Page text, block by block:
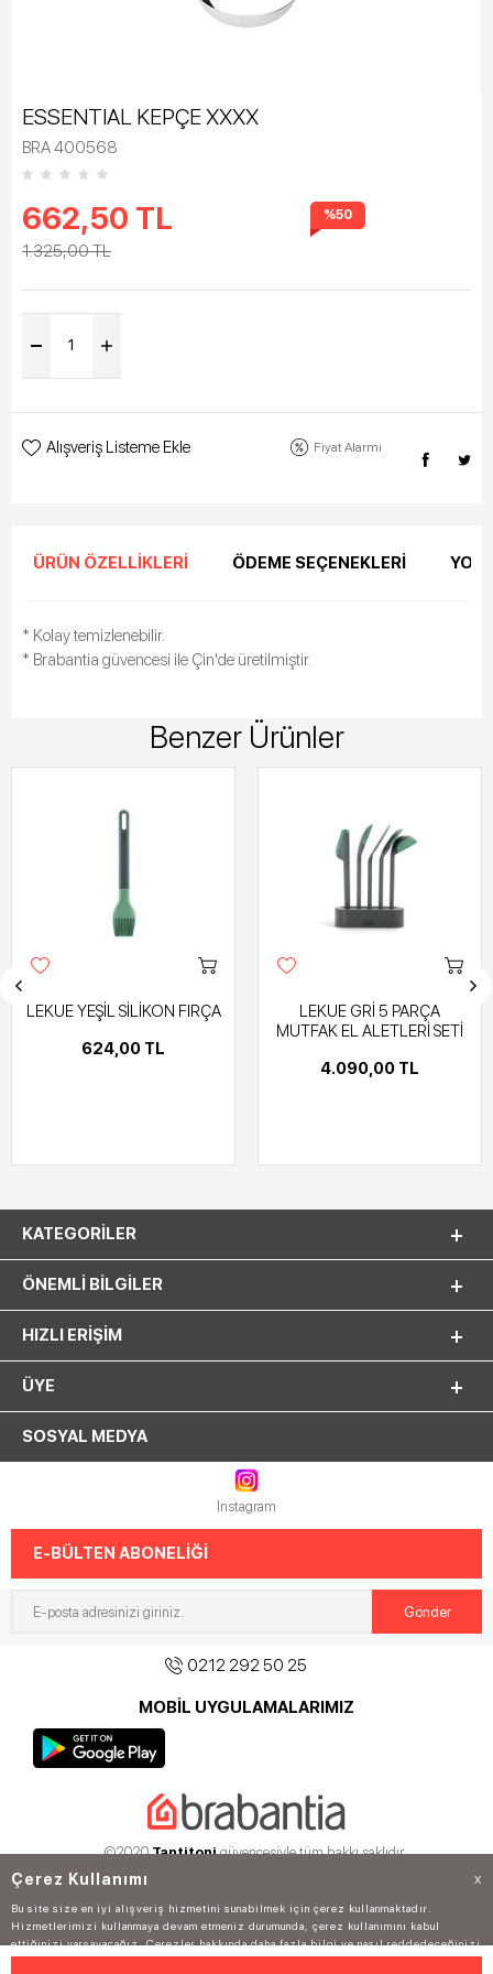
ESSENTIAL KEPÇE XXXX
BRA 400568
662,50 TL
1.325,00TL
%50
Alışveriş Listeme Ekle Fiyat Alarmı
ÜRÜN ÖZELLIKLERI ÖDEME SEÇENEKLERI
* Kolay temizlenebilir.
* Brabantia güvencesi ile Çin'de üretilmiştir.
Benzer Ürünler
LEKUE YEŞİL SİLİKON FIRÇA
624,00 TL
LEKUE GRİ 5 PARÇA
MUTFAK EL ALETLERİ SETİ
4.090,00 TL
KATEGORILER
ÖNEMLI BILGILER
HIZLI ERIŞIM
ÜYE
SOSYAL MEDYA
Instagram
E-BÜLTEN ABONELİĞİ
0212 292 50 25
MOBİL UYGULAMALARIMIZ
©2020Tantitonigüvencesiyle tüm hakkı saklıdır.
Çerez Kullanımı X
Bu site size en iyi alışveriş hizmetini sunabilmek için çerez kullanmaktadır.
Hizmetlerimizi kullanmaya devam etmeniz durumunda, çerez kullanımını kabul
ettiğinizi varsayacağız. Çerezler hakkında daha fazla bilgi ve nasıl reddedeceğinizi
öğrenmek içintıklayınız